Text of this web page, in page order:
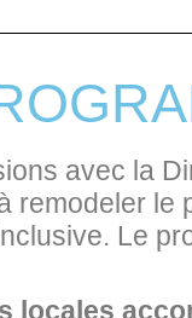
avec la
remodeler le
Le
locales